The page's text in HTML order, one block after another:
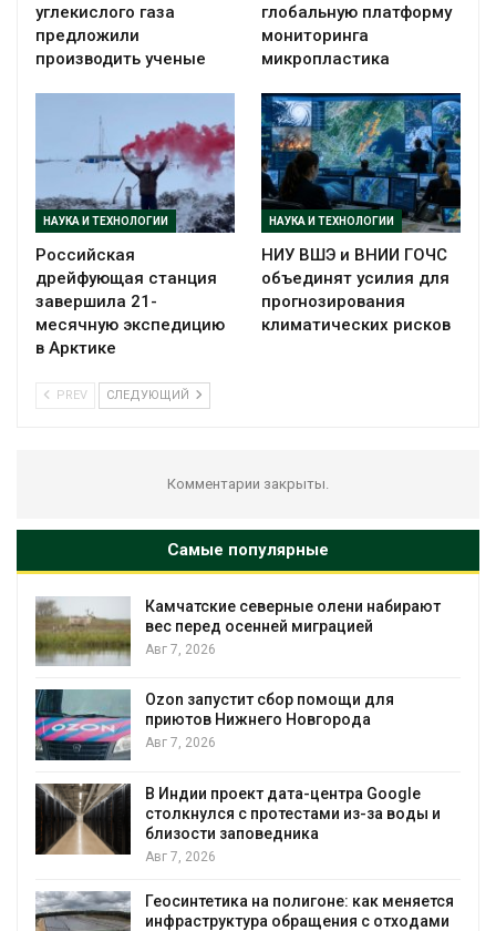
углекислого газа
предложили
производить ученые
глобальную платформу
мониторинга
микропластика
НАУКА И ТЕХНОЛОГИИ
Российская
дрейфующая станция
завершила 21-
месячную экспедицию
в Арктике
НАУКА И ТЕХНОЛОГИИ
НИУ ВШЭ и ВНИИ ГОЧС
объединят усилия для
прогнозирования
климатических рисков
PREV СЛЕДУЮЩИЙ
Комментарии закрыты.
Самые популярные
воды и
меняется
Тайфун, засуха и пожары: сразу
несколько регионов столкнулись с
Авг 7, 2026
Солнечные панели над каналами
воду
Авг 7, 2026
Авг 7, 2026